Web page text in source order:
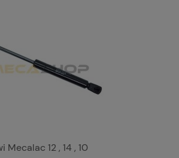
Mecalac 12 , 14 , 10